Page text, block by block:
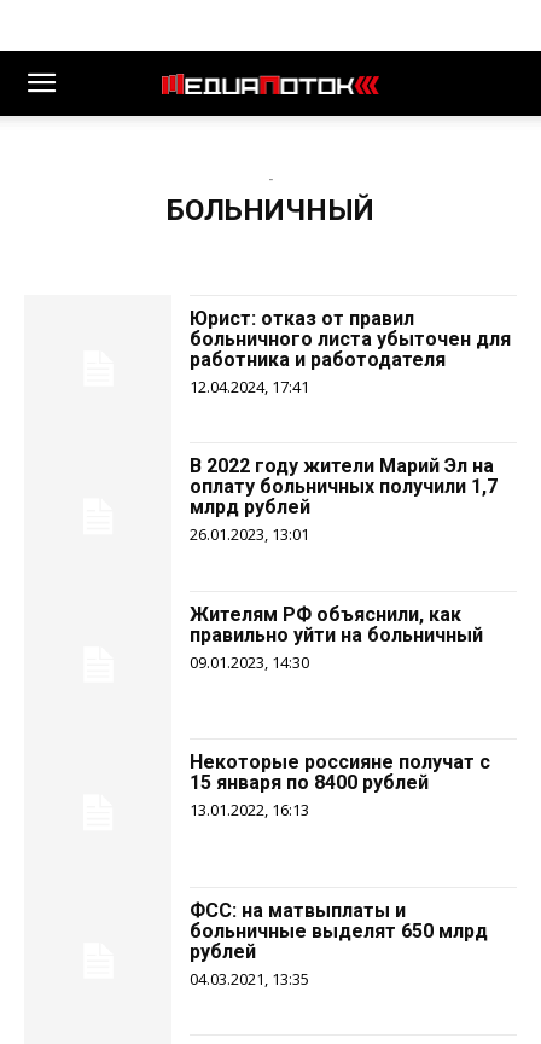
-
БОЛЬНИЧНЫЙ
Юрист: отказ от правил
больничного листа убыточен для
работника и работодателя
12.04.2024, 17:41
В 2022 году жители Марий Эл на
оплату больничных получили 1,7
млрд рублей
26.01.2023, 13:01
Жителям РФ объяснили, как
правильно уйти на больничный
09.01.2023, 14:30
Некоторые россияне получат с
15 января по 8400 рублей
13.01.2022, 16:13
ФСС: на матвыплаты и
больничные выделят 650 млрд
рублей
04.03.2021, 13:35